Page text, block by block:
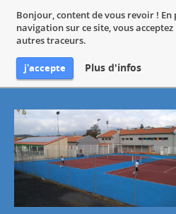
Bonjour, content de vous revoir !
navigation sur ce site, vous
autres traceurs.
j'accepte Plus d'infos
content